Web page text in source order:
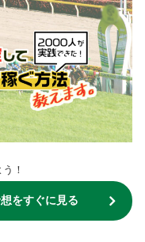
！
をすぐに見る